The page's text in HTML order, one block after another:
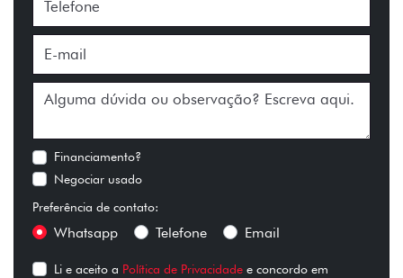
Financiamento?
Negociar usado
Preferência de contato:
Whatsapp Telefone Email
Li e aceito a Política de Privacidade e concordo em